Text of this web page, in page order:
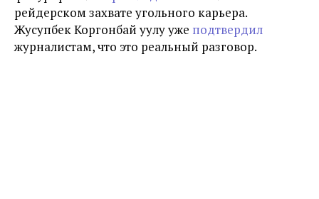
рейдерском захвате угольного карьера.
Жусупбек Коргонбай уулу уже подтвердил
журналистам, что это реальный разговор.